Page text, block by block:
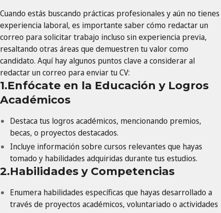
Cuando estás buscando prácticas profesionales y aún no tienes
experiencia laboral, es importante saber cómo redactar un
correo para solicitar trabajo incluso sin experiencia previa,
resaltando otras áreas que demuestren tu valor como
candidato. Aquí hay algunos puntos clave a considerar al
redactar un correo para enviar tu CV:
1.Enfócate en la Educación y Logros
Académicos
Destaca tus logros académicos, mencionando premios,
becas, o proyectos destacados.
Incluye información sobre cursos relevantes que hayas
tomado y habilidades adquiridas durante tus estudios.
2.Habilidades y Competencias
Enumera habilidades específicas que hayas desarrollado a
través de proyectos académicos, voluntariado o actividades